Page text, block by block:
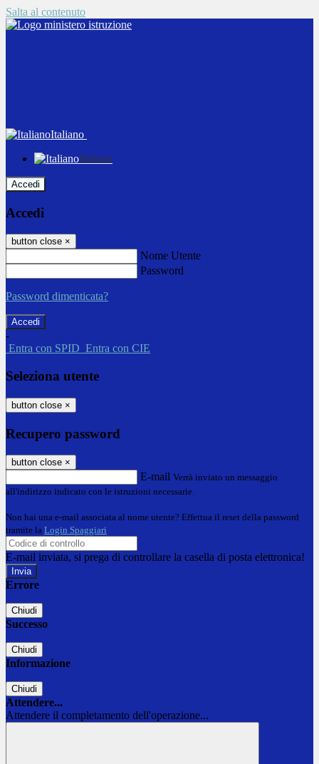
Salta al contenuto
Italiano
Italiano
Accedi
Accedi
button close ×
Nome Utente
Password
Password dimenticata?
-
Entra con SPID Entra con CIE
Seleziona utente
button close ×
Recupero password
button close ×
E-mail Verrà inviato un messaggio
all'indirizzo indicato con le istruzioni necessarie.
Non hai una e-mail associata al nome utente? Effettua il reset della password
tramite la Login Spaggiari
E-mail inviata, si prega di controllare la casella di posta elettronica!
Errore
Chiudi
Successo
Chiudi
Informazione
Chiudi
Attendere...
Attendere il completamento dell'operazione...